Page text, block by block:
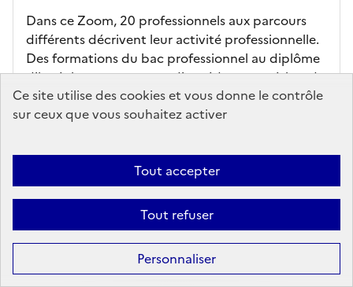
Ce site utilise des cookies et vous donne le contrôle
sur ceux que vous souhaitez activer
Tout accepter
Tout refuser
Personnaliser
Affiner la
recherche
Dans ce Zoom, 20 professionnels aux parcours
différents décrivent leur activité professionnelle.
Des formations du bac professionnel au diplôme
d'ingénieur, permettent d'accéder aux métiers du
secteur. Cette édition est u...
En savoir plus...
Ajouter au panier
pistes d'exploitation pédagogique
kiosque en ligne